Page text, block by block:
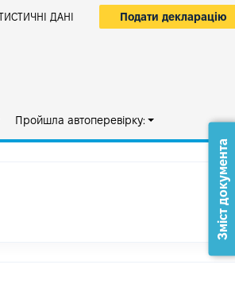
ДАНІ Подати декларацію
Пройшла автоперевірку:
Зміст документа